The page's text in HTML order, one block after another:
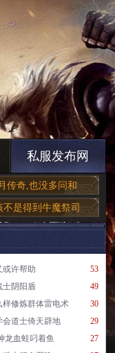
私服发布网
传奇,也没多问和
不是得到牛魔祭司
53
或许帮助
49
士阴阳盾
30
修炼群体雷电术
29
会道士倚天辟地
27
龙血蛙叼着鱼